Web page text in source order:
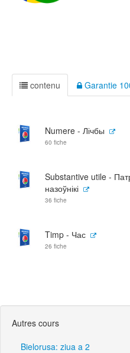
contenu Garantie
Numere - Лічбы
60 fiche
Substantive utile -
назоўнікі
36 fiche
Timp - Час
26 fiche
Autres cours
Bielorusa: ziua a 2